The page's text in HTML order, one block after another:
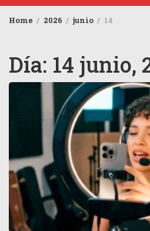
Home 2026 junio 14
Día: 14 junio,